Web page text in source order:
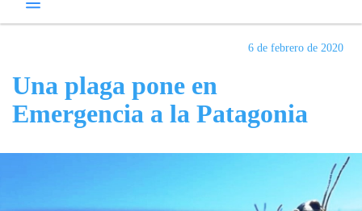
6 de febrero de 2020
Una plaga pone en
Emergencia a la Patagonia